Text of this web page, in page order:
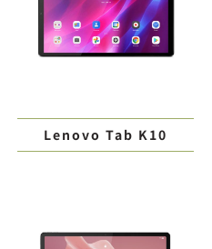
Lenovo Tab K10